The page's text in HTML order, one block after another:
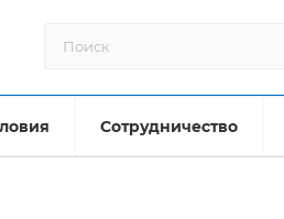
Сотрудничество